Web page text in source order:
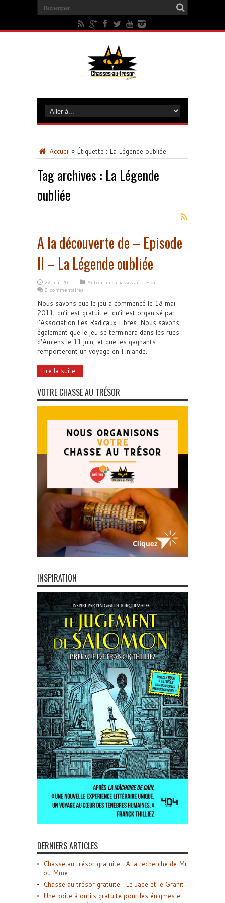
Accueil » Étiquette : La Légende oubliée
Tag archives : La Légende
oubliée
A la découverte de – Episode
II – La Légende oubliée
22 mai 2011
Autour des chasses au trésor
2 commentaires
Nous savons que le jeu a commencé le 18 mai
2011, qu’il est gratuit et qu’il est organisé par
l’Association Les Radicaux Libres. Nous savons
également que le jeu se terminera dans les rues
d’Amiens le 11 juin, et que les gagnants
remporteront un voyage en Finlande.
Lire la suite...
VOTRE CHASSE AU TRÉSOR
INSPIRATION
DERNIERS ARTICLES
Chasse au trésor gratuite : A la recherche de Mr
ou Mme
Chasse au trésor gratuite : Le Jade et le Granit
Une boîte à outils gratuite pour les énigmes et